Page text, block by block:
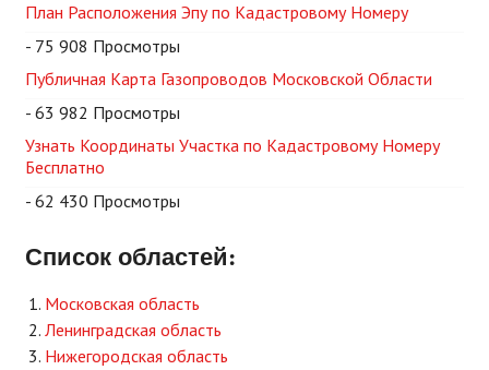
План Расположения Эпу по Кадастровому Номеру
- 75 908 Просмотры
Публичная Карта Газопроводов Московской Области
- 63 982 Просмотры
Узнать Координаты Участка по Кадастровому Номеру
Бесплатно
- 62 430 Просмотры
Список областей:
Московская область
Ленинградская область
Нижегородская область